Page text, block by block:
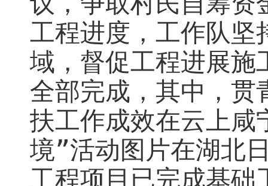
工程进度，工作队坚
域，督促工程进展施
全部完成，其中，
扶工作成效在云上咸
境”活动图片在湖北
工程项目已完成基础